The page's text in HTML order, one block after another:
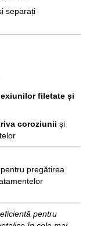
separați
filetate și
coroziunii și
pregătirea
pentru